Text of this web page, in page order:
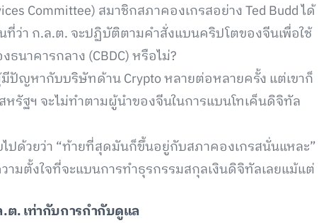
Committee) สมาชิกสภาคองเกรสอย่าง Ted Budd ได้
ที่ว่า ก.ล.ต. จะปฏิบัติตามคำสั่งแบนคริปโตของจีนเพื่อใช้
นาคารกลาง (CBDC) หรือไม่?
มีปัญหากับบริษัทด้าน Crypto หลายต่อหลายครั้ง แต่เขาก็
รัฐฯ จะไม่ทำตามผู้นำของจีนในการแบนโทเค็นดิจิทัล
ปด้วยว่า “ท้ายที่สุดมันก็ขึ้นอยู่กับสภาคองเกรสนั่นแหละ”
ามตั้งใจที่จะแบนการทำธุรกรรมสกุลเงินดิจิทัลเลยแม้แต่
ต. เท่ากับการกำกับดูแล